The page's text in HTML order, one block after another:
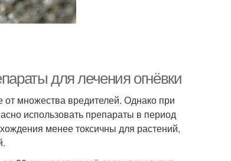
для лечения огнёвки
множества вредителей. Однако при
использовать препараты в период
менее токсичны для растений,